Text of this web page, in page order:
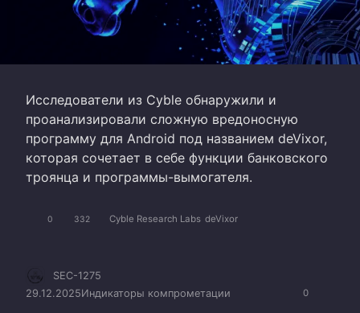
Исследователи из Cyble обнаружили и
проанализировали сложную вредоносную
программу для Android под названием deVixor,
которая сочетает в себе функции банковского
троянца и программы-вымогателя.
0 332 Cyble Research Labs deVixor
0
SEC-1275
29.12.2025Индикаторы компрометации